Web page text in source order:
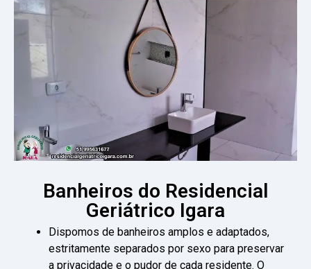
Banheiros do Residencial
Geriátrico Igara
Dispomos de banheiros amplos e adaptados,
estritamente separados por sexo para preservar
a privacidade e o pudor de cada residente. O